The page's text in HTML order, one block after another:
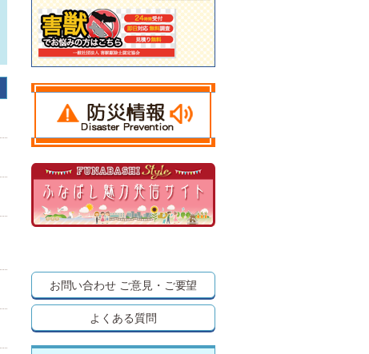
お問い合わせ ご意見・ご要望
よくある質問